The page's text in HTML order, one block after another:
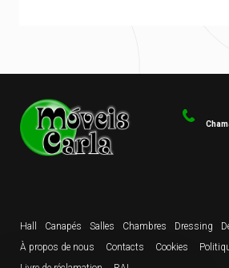
Hall Canapés Salles Chambres Dressing
À propos de nous
Contacts Cookies